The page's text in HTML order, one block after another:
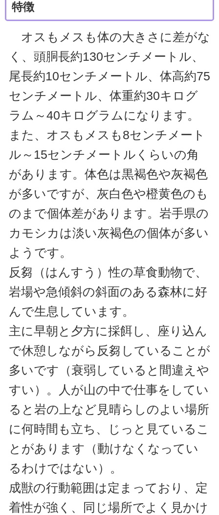
特徴
オスもメスも体の大きさに差がな
く、頭胴長約130センチメートル、
尾長約10センチメートル、体高約75
センチメートル、体重約30キログ
ラム～40キログラムになります。
また、オスもメスも8センチメート
ル～15センチメートルくらいの角
があります。体色は黒褐色や灰褐色
が多いですが、灰白色や橙黄色のも
のまで個体差があります。岩手県の
カモシカは淡い灰褐色の個体が多い
ようです。
反芻（はんすう）性の草食動物で、
岩場や急傾斜の斜面のある森林に好
んで生息しています。
主に早朝と夕方に採餌し、座り込ん
で休憩しながら反芻していることが
多いです（衰弱していると間違えや
すい）。人が山の中で仕事をしてい
ると岩の上など見晴らしのよい場所
に何時間も立ち、じっと見ているこ
とがあります（動けなくなってい
るわけではない）。
成獣の行動範囲は定まっており、定
着性が強く、同じ場所でよく見かけ